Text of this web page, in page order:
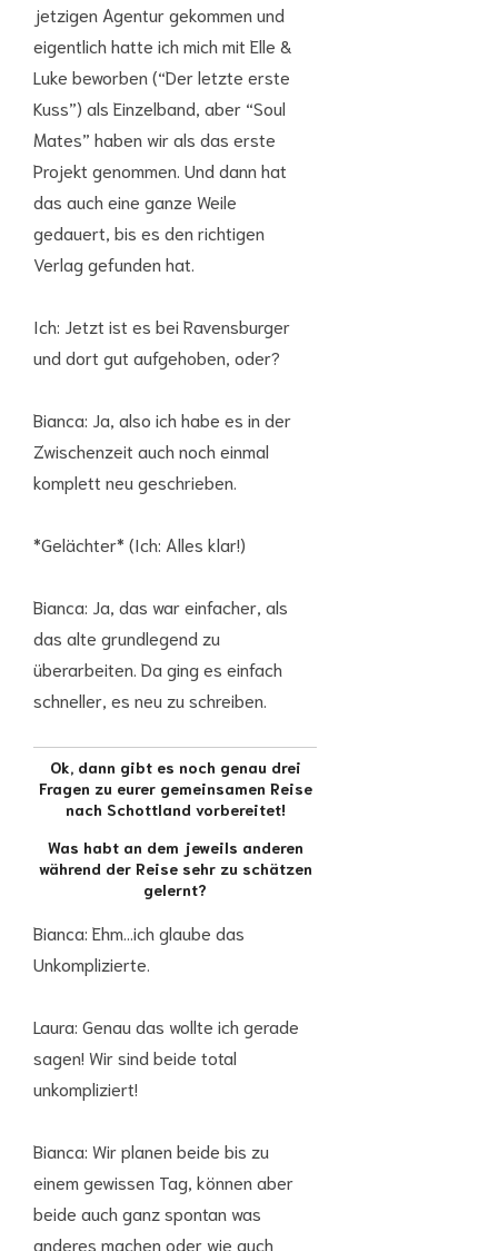
jetzigen Agentur gekommen und
eigentlich hatte ich mich mit Elle &
Luke beworben (“Der letzte erste
Kuss”) als Einzelband, aber “Soul
Mates” haben wir als das erste
Projekt genommen. Und dann hat
das auch eine ganze Weile
gedauert, bis es den richtigen
Verlag gefunden hat.
Ich: Jetzt ist es bei Ravensburger
und dort gut aufgehoben, oder?
Bianca: Ja, also ich habe es in der
Zwischenzeit auch noch einmal
komplett neu geschrieben.
*Gelächter* (Ich: Alles klar!)
Bianca: Ja, das war einfacher, als
das alte grundlegend zu
überarbeiten. Da ging es einfach
schneller, es neu zu schreiben.
Ok, dann gibt es noch genau drei
Fragen zu eurer gemeinsamen Reise
nach Schottland vorbereitet!
Was habt an dem jeweils anderen
während der Reise sehr zu schätzen
gelernt?
Bianca: Ehm…ich glaube das
Unkomplizierte.
Laura: Genau das wollte ich gerade
sagen! Wir sind beide total
unkompliziert!
Bianca: Wir planen beide bis zu
einem gewissen Tag, können aber
beide auch ganz spontan was
anderes machen oder wie auch